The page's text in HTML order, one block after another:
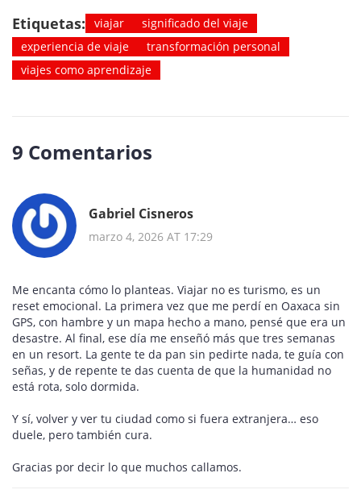
Etiquetas: viajar
significado del viaje
experiencia de viaje
transformación personal
viajes como aprendizaje
9 Comentarios
Gabriel Cisneros
marzo 4, 2026 AT 17:29
Me encanta cómo lo planteas. Viajar no es turismo, es un
reset emocional. La primera vez que me perdí en Oaxaca sin
GPS, con hambre y un mapa hecho a mano, pensé que era un
desastre. Al final, ese día me enseñó más que tres semanas
en un resort. La gente te da pan sin pedirte nada, te guía con
señas, y de repente te das cuenta de que la humanidad no
está rota, solo dormida.
Y sí, volver y ver tu ciudad como si fuera extranjera… eso
duele, pero también cura.
Gracias por decir lo que muchos callamos.